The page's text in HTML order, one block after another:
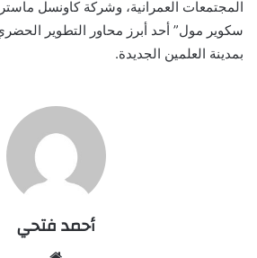
المجتمعات العمرانية، وشركة كاونسل
سكوير مول” أحد أبرز محاور التطوير
بمدينة العلمين الجديدة.
أحمد فتحي